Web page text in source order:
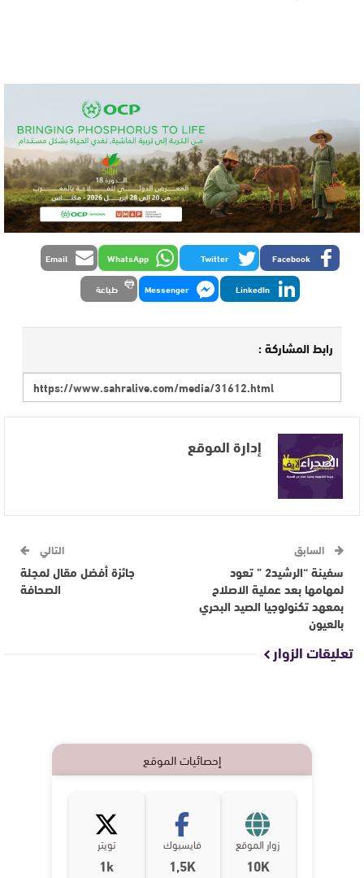
Facebook
Twitter
WhatsApp
Email
LinkedIn
Messenger طباعة
رابط المشاركة :
إدارة الموقع
السابق
سفينة “الرشيد2 ” تعود
لمهامها بعد عملية الاصلاح
بمعهد تكنولوجيا الصيد البحري
بالعيون
التالي
جائزة أفضل مقال لمجلة
الصحافة
تعليقات الزوار
إحصائيات الموقع
زوار الموقع
10K
فايسبوك
1,5K
تويتر
1k